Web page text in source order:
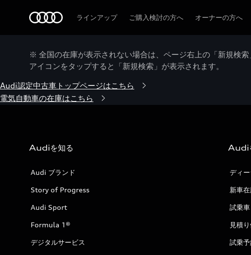
ラインアップ ご購入検討の方へ オーナーの方へ
※ 全国の在庫が表示されない場合は、ページ右上の「新規検
アイコンをタップすると「新規検索」が表示されます。
Audi認定中古車トップページはこちら
電気自動車の在庫はこちら
Audiを知る
Audi ブランド
Story of Progress
Audi Sport
Formula 1®
デジタルサービス
Audi
ディ
新車
試乗
見積
試乗